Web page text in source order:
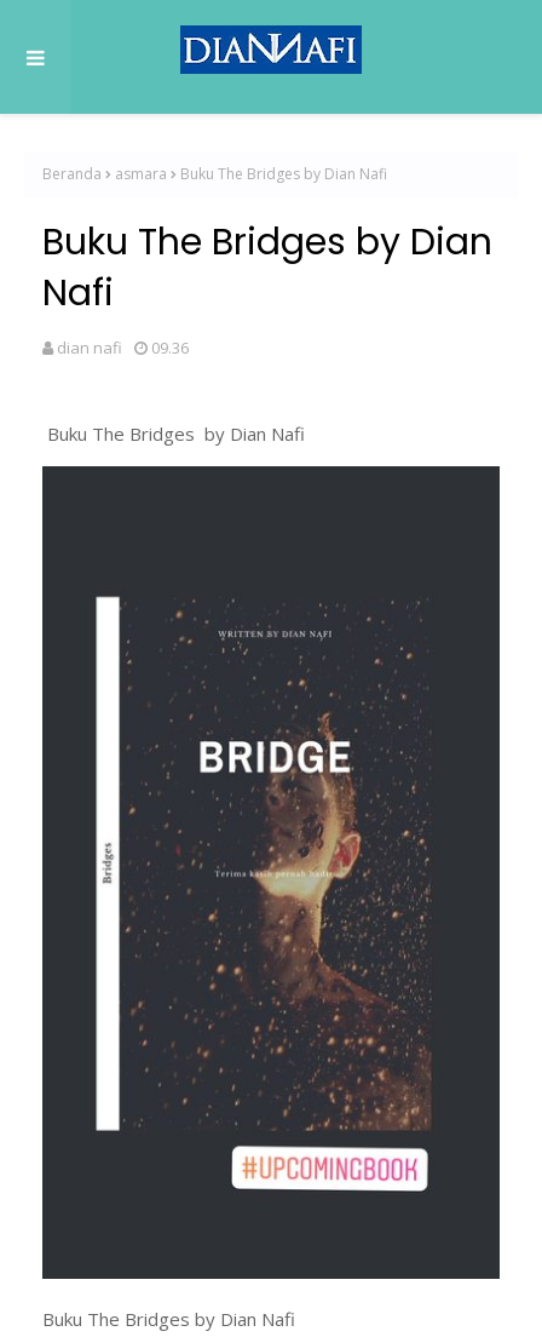
Beranda asmara Buku The Bridges by Dian Nafi
Buku The Bridges by Dian
Nafi
dian nafi 09.36
Buku The Bridges by Dian Nafi
Buku The Bridges by Dian Nafi